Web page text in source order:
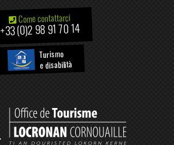
Come contattarci
+33 (0)2 98 91 70 14
Turismo
e disabilità